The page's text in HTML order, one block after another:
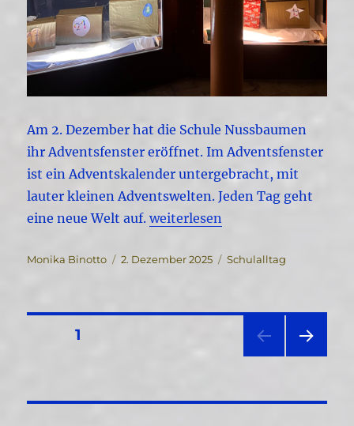
Am 2. Dezember hat die Schule Nussbaumen
ihr Adventsfenster eröffnet. Im Adventsfenster
ist ein Adventskalender untergebracht, mit
lauter kleinen Adventswelten. Jeden Tag geht
eine neue Welt auf.„Eröffnung Adventsfenster“
weiterlesen
Autor
Monika Binotto
Veröffentlicht
2. Dezember 2025 Kategorien
Schulalltag
Seitennummerierung
Beiträge
SEITE1
E